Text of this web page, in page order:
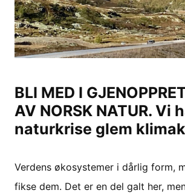
BLI MED I
AV NORSK NATUR. Vi
naturkrise glem
Verdens økosystemer i dårlig form,
fikse dem. Det er en del galt her,